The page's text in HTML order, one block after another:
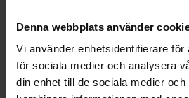
Denna webbplats använder
Vi använder enhetsidentifierare
för sociala medier och analysera
din enhet till de sociala medier